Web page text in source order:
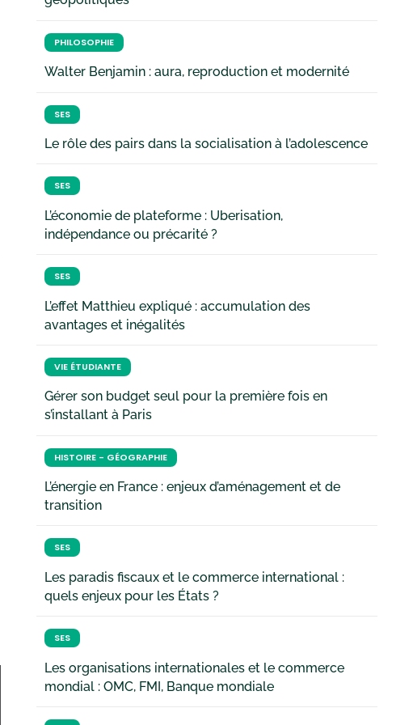
PHILOSOPHIE
Walter Benjamin : aura, reproduction et modernité
SES
Le rôle des pairs dans la socialisation à l’adolescence
SES
L’économie de plateforme : Uberisation,
indépendance ou précarité ?
SES
L’effet Matthieu expliqué : accumulation des
avantages et inégalités
VIE ÉTUDIANTE
Gérer son budget seul pour la première fois en
s’installant à Paris
HISTOIRE - GÉOGRAPHIE
L’énergie en France : enjeux d’aménagement et de
transition
SES
Les paradis fiscaux et le commerce international :
quels enjeux pour les États ?
SES
Les organisations internationales et le commerce
mondial : OMC, FMI, Banque mondiale